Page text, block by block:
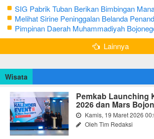
SIG Pabrik Tuban Berikan Bimbingan
CJH Kabupaten Tuban
Melihat Sirine Peninggalan Belanda
Pendopo Bupati Blora
Pimpinan Daerah Muhammadiyah
Salat Iduladha 9 Juli 2022
Lainnya
Wisata
Pemkab Launching
2026 dan Mars
Kamis, 19 Maret 2026
Oleh Tim Redaksi